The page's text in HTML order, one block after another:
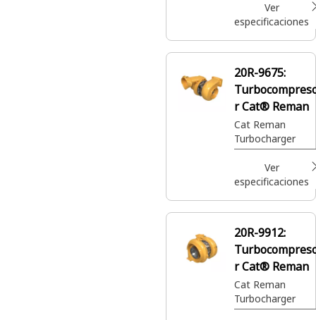
Ver
especificaciones
20R-9675:
r Cat® Reman
Cat Reman
Turbocharger
Ver
especificaciones
20R-9912:
r Cat® Reman
Cat Reman
Turbocharger